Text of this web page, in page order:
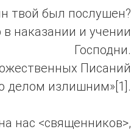
твой был послушен?
наказании и учении
Господни.
Писаний
делом излишним»[1].
нас <священников>,